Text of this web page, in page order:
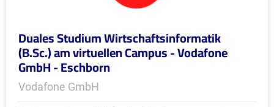
Duales Studium Wirtschaftsinformatik
(B.Sc.) am virtuellen Campus - Vodafone
GmbH - Eschborn
Vodafone GmbH